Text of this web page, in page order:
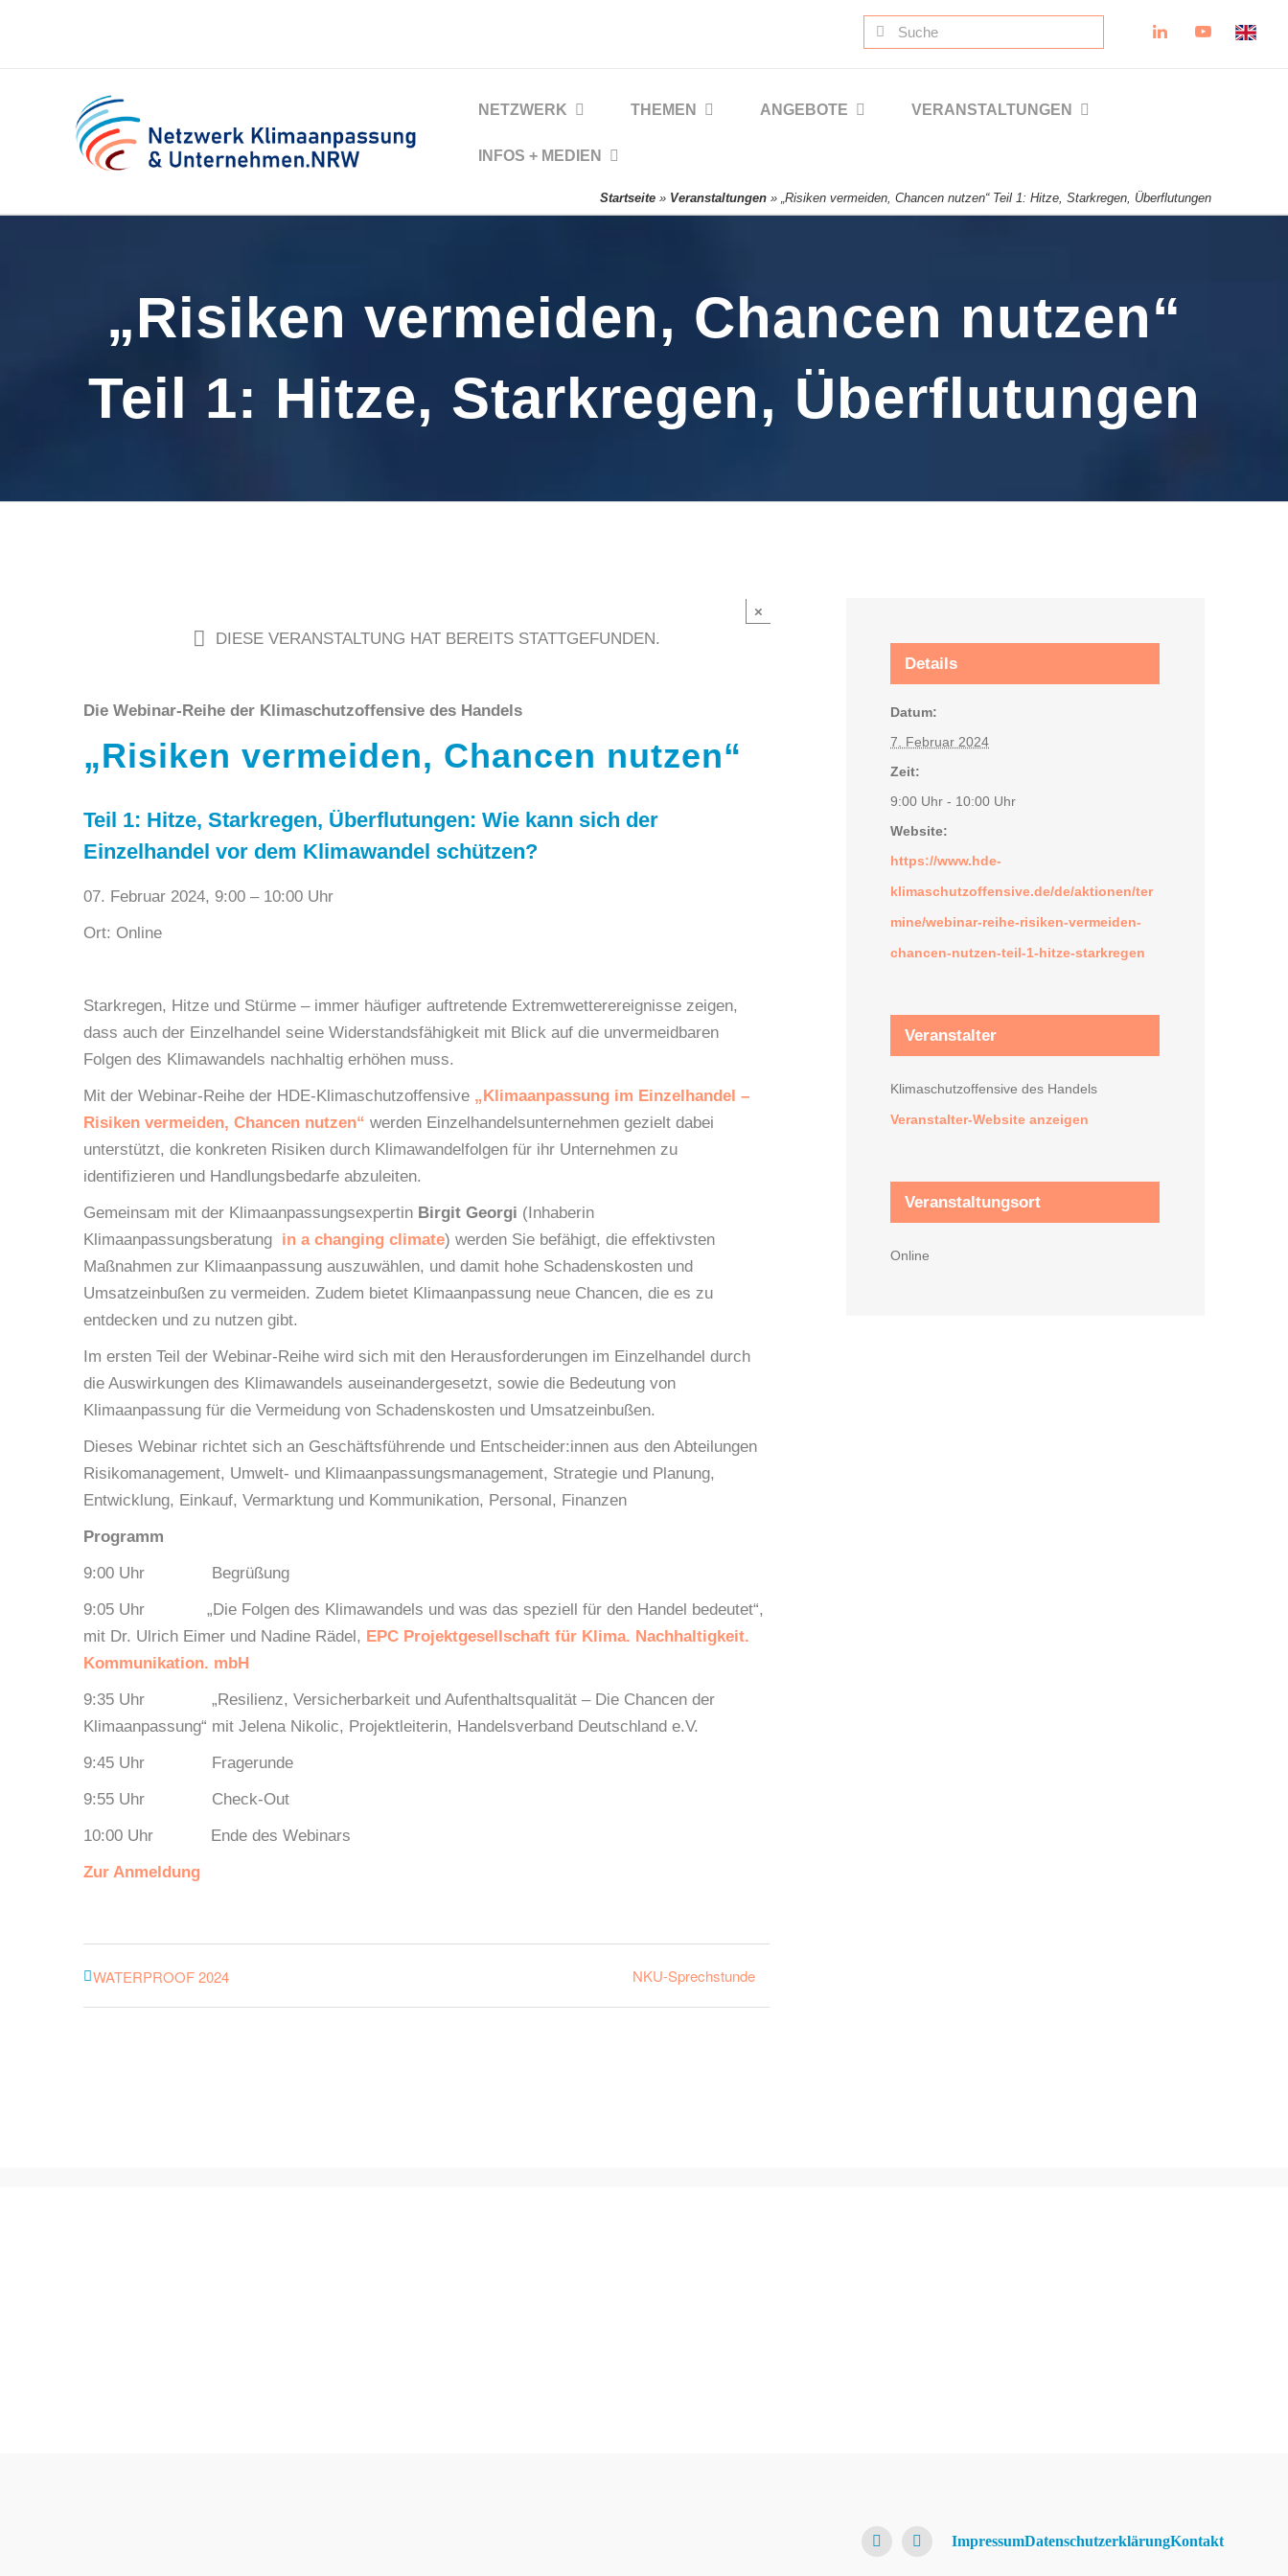
Suche
NETZWERK THEMEN ANGEBOTE VERANSTALTUNGEN
INFOS + MEDIEN
Startseite » Veranstaltungen »„Risiken vermeiden, Chancen nutzen“ Teil 1: Hitze, Starkregen, Überflutungen
„Risiken vermeiden, Chancen nutzen“
Teil 1: Hitze, Starkregen, Überflutungen
DIESE VERANSTALTUNG HAT BEREITS STATTGEFUNDEN.
×
Die Webinar-Reihe der Klimaschutzoffensive des Handels
„Risiken vermeiden, Chancen nutzen“
Teil 1: Hitze, Starkregen, Überflutungen: Wie kann sich der
Einzelhandel vor dem Klimawandel schützen?
07. Februar 2024, 9:00 – 10:00 Uhr
Ort: Online
Starkregen, Hitze und Stürme – immer häufiger auftretende Extremwetterereignisse zeigen,
dass auch der Einzelhandel seine Widerstandsfähigkeit mit Blick auf die unvermeidbaren
Folgen des Klimawandels nachhaltig erhöhen muss.
Mit der Webinar-Reihe der HDE-Klimaschutzoffensive „Klimaanpassung im Einzelhandel –
Risiken vermeiden, Chancen nutzen“ werden Einzelhandelsunternehmen gezielt dabei
unterstützt, die konkreten Risiken durch Klimawandelfolgen für ihr Unternehmen zu
identifizieren und Handlungsbedarfe abzuleiten.
Gemeinsam mit der Klimaanpassungsexpertin Birgit Georgi (Inhaberin
Klimaanpassungsberatung in a changing climate) werden Sie befähigt, die effektivsten
Maßnahmen zur Klimaanpassung auszuwählen, und damit hohe Schadenskosten und
Umsatzeinbußen zu vermeiden. Zudem bietet Klimaanpassung neue Chancen, die es zu
entdecken und zu nutzen gibt.
Im ersten Teil der Webinar-Reihe wird sich mit den Herausforderungen im Einzelhandel durch
die Auswirkungen des Klimawandels auseinandergesetzt, sowie die Bedeutung von
Klimaanpassung für die Vermeidung von Schadenskosten und Umsatzeinbußen.
Dieses Webinar richtet sich an Geschäftsführende und Entscheider:innen aus den Abteilungen
Risikomanagement, Umwelt- und Klimaanpassungsmanagement, Strategie und Planung,
Entwicklung, Einkauf, Vermarktung und Kommunikation, Personal, Finanzen
Programm
9:00 Uhr Begrüßung
9:05 Uhr „Die Folgen des Klimawandels und was das speziell für den Handel bedeutet“,
mit Dr. Ulrich Eimer und Nadine Rädel, EPC Projektgesellschaft für Klima. Nachhaltigkeit.
Kommunikation. mbH
9:35 Uhr „Resilienz, Versicherbarkeit und Aufenthaltsqualität – Die Chancen der
Klimaanpassung“ mit Jelena Nikolic, Projektleiterin, Handelsverband Deutschland e.V.
9:45 Uhr Fragerunde
9:55 Uhr Check-Out
10:00 Uhr Ende des Webinars
Zur Anmeldung
WATERPROOF 2024 NKU-Sprechstunde
Details
Datum:
7. Februar 2024
Zeit:
9:00 Uhr - 10:00 Uhr
Website:
https://www.hde-
klimaschutzoffensive.de/de/aktionen/ter
mine/webinar-reihe-risiken-vermeiden-
chancen-nutzen-teil-1-hitze-starkregen
Veranstalter
Klimaschutzoffensive des Handels
Veranstalter-Website anzeigen
Veranstaltungsort
Online
ImpressumDatenschutzerklärungKontakt